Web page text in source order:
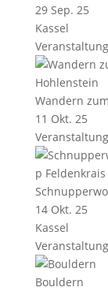
29 Sep. 25
Kassel
Wandern
11 Okt. 25
14 Okt. 25
Kassel
Bouldern